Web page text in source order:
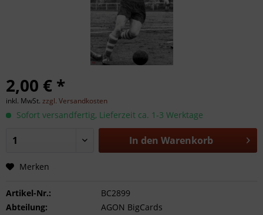
2,00 € *
inkl. MwSt. zzgl. Versandkosten
Sofort versandfertig, Lieferzeit ca. 1-3 Werktage
In den Warenkorb
Merken
Artikel-Nr.:
BC2899
Abteilung:
AGON BigCards